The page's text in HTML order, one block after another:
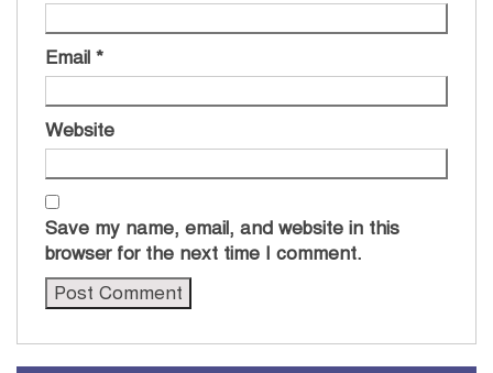
Email *
Website
Save my name, email, and website in this
browser for the next time I comment.